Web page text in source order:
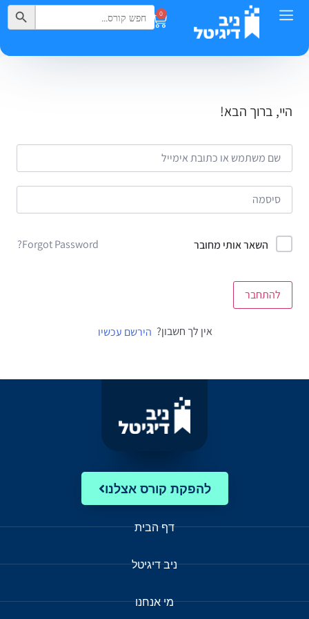
0
Search
for:
Search Button
היי, ברוך הבא!
השאר אותי מחובר Forgot Password?
להתחבר
אין לך חשבון? הירשם עכשיו
להפקת קורס אצלנו
דף הבית
ניב דיגיטל
מי אנחנו